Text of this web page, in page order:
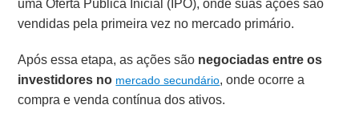
vendidas pela primeira vez no mercado primário.
Após essa etapa, as ações são negociadas entre os
investidores no mercado secundário, onde ocorre a
compra e venda contínua dos ativos.